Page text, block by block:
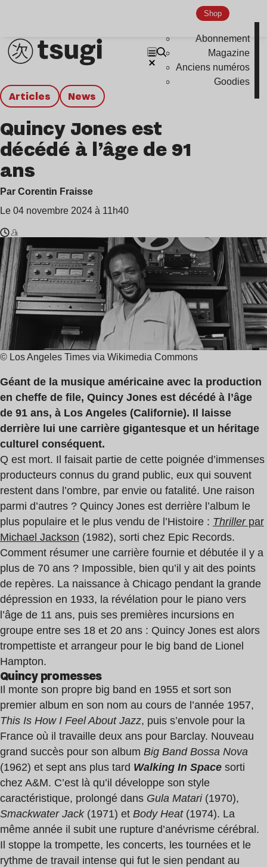
Shop
Abonnement
Magazine
Anciens numéros
Goodies
Articles news
Quincy Jones est
décédé à l’âge de 91
ans
Par Corentin Fraisse
Le 04 novembre 2024 à 11h40
Temps
de
lecture
:
2
min
Quincy
Jones
© Los Angeles Times via Wikimedia Commons
Géant de la musique américaine avec la production
en cheffe de file, Quincy Jones est décédé à l’âge
de 91 ans, à Los Angeles (Californie). Il laisse
derrière lui une carrière gigantesque et un héritage
culturel conséquent.
Q est mort. Il faisait partie de cette poignée d’immenses
producteurs connus du grand public, eux qui souvent
restent dans l’ombre, par envie ou fatalité. Une raison
parmi d’autres ? Quincy Jones est derrière l’album le
plus populaire et le plus vendu de l’Histoire : Thrillerpar
Michael Jackson (1982), sorti chez Epic Records.
Comment résumer une carrière fournie et débutée il y a
plus de 70 ans ? Impossible, bien qu’il y ait des points
de repères. La naissance à Chicago pendant la grande
dépression en 1933, la révélation pour le piano vers
l’âge de 11 ans, puis ses premières incursions en
groupe entre ses 18 et 20 ans : Quincy Jones est alors
trompettiste et arrangeur pour le big band de Lionel
Hampton.
Quincy promesses
Il monte son propre big band en 1955 et sort son
premier album en son nom au cours de l’année 1957,
This Is How I Feel About Jazz, puis s’envole pour la
France où il travaille deux ans pour Barclay. Nouveau
grand succès pour son album Big Band Bossa Nova
(1962) et sept ans plus tard Walking In Space sorti
chez A&M. C’est là qu’il développe son style
caractéristique, prolongé dans Gula Matari (1970),
Smackwater Jack(1971) et Body Heat (1974). La
même année il subit une rupture d’anévrisme cérébral.
Il stoppe la trompette, les concerts, les tournées et le
rythme de travail intense qui fut le sien pendant au